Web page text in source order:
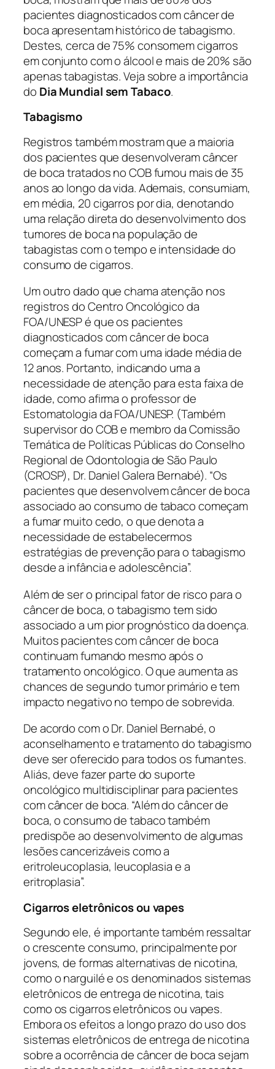
pacientes diagnosticados com câncer de
boca apresentam histórico de tabagismo.
Destes, cerca de 75% consomem cigarros
em conjunto com o álcool e mais de 20% são
apenas tabagistas. Veja sobre a importância
do Dia Mundial sem Tabaco.
Tabagismo
Registros também mostram que a maioria
dos pacientes que desenvolveram câncer
de boca tratados no COB fumou mais de 35
anos ao longo da vida. Ademais, consumiam,
em média, 20 cigarros por dia, denotando
uma relação direta do desenvolvimento dos
tumores de boca na população de
tabagistas com o tempo e intensidade do
consumo de cigarros.
Um outro dado que chama atenção nos
registros do Centro Oncológico da
FOA/UNESP é que os pacientes
diagnosticados com câncer de boca
começam a fumar com uma idade média de
12 anos. Portanto, indicando uma a
necessidade de atenção para esta faixa de
idade, como afirma o professor de
Estomatologia da FOA/UNESP. (Também
supervisor do COB e membro da Comissão
Temática de Políticas Públicas do Conselho
Regional de Odontologia de São Paulo
(CROSP), Dr. Daniel Galera Bernabé). “Os
pacientes que desenvolvem câncer de boca
associado ao consumo de tabaco começam
a fumar muito cedo, o que denota a
necessidade de estabelecermos
estratégias de prevenção para o tabagismo
desde a infância e adolescência”.
Além de ser o principal fator de risco para o
câncer de boca, o tabagismo tem sido
associado a um pior prognóstico da doença.
Muitos pacientes com câncer de boca
continuam fumando mesmo após o
tratamento oncológico. O que aumenta as
chances de segundo tumor primário e tem
impacto negativo no tempo de sobrevida.
De acordo com o Dr. Daniel Bernabé, o
aconselhamento e tratamento do tabagismo
deve ser oferecido para todos os fumantes.
Aliás, deve fazer parte do suporte
oncológico multidisciplinar para pacientes
com câncer de boca. “Além do câncer de
boca, o consumo de tabaco também
predispõe ao desenvolvimento de algumas
lesões cancerizáveis como a
eritroleucoplasia, leucoplasia e a
eritroplasia”.
Cigarros eletrônicos ou vapes
Segundo ele, é importante também ressaltar
o crescente consumo, principalmente por
jovens, de formas alternativas de nicotina,
como o narguilé e os denominados sistemas
eletrônicos de entrega de nicotina, tais
como os cigarros eletrônicos ou vapes.
Embora os efeitos a longo prazo do uso dos
sistemas eletrônicos de entrega de nicotina
sobre a ocorrência de câncer de boca sejam